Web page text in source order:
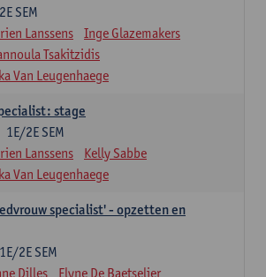
2E SEM
Lanssens
Inge Glazemakers
Tsakitzidis
Van Leugenhaege
stage
1E/2E SEM
Lanssens
Kelly Sabbe
Van Leugenhaege
specialist' - opzetten en
1E/2E SEM
Dilles Elyne De Baetselier